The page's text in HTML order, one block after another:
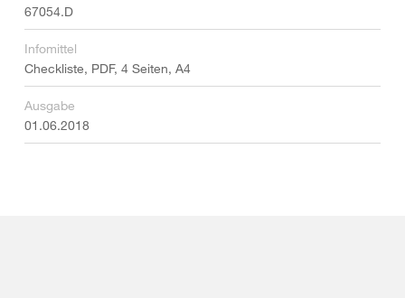
67054.D
Infomittel
Checkliste, PDF, 4 Seiten, A4
Ausgabe
01.06.2018